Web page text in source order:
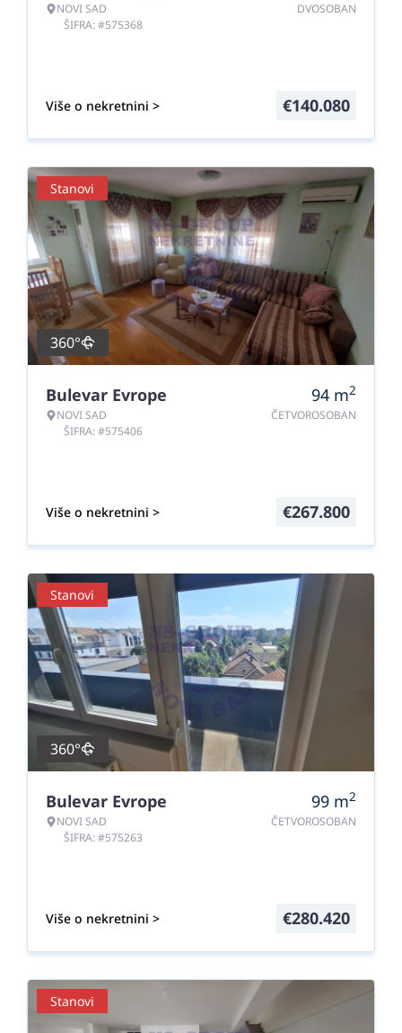
NOVI SAD
ŠIFRA: #575368
DVOSOBAN
Više o nekretnini > €140.080
Stanovi
360°
Bulevar Evrope
NOVI SAD
ŠIFRA: #575406
94 m2
ČETVOROSOBAN
Više o nekretnini > €267.800
Stanovi
360°
Bulevar Evrope
NOVI SAD
ŠIFRA: #575263
99 m2
ČETVOROSOBAN
Više o nekretnini > €280.420
Stanovi